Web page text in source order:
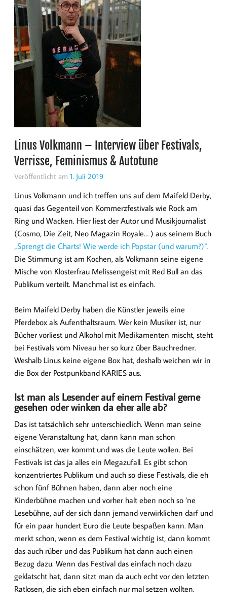
Linus Volkmann – Interview über Festivals,
Verrisse, Feminismus & Autotune
Veröffentlicht am 1. Juli 2019
Linus Volkmann und ich treffen uns auf dem Maifeld Derby,
quasi das Gegenteil von Kommerzfestivals wie Rock am
Ring und Wacken. Hier liest der Autor und Musikjournalist
(Cosmo, Die Zeit, Neo Magazin Royale… ) aus seinem Buch
„Sprengt die Charts! Wie werde ich Popstar (und warum?)“.
Die Stimmung ist am Kochen, als Volkmann seine eigene
Mische von Klosterfrau Melissengeist mit Red Bull an das
Publikum verteilt. Manchmal ist es einfach.
Beim Maifeld Derby haben die Künstler jeweils eine
Pferdebox als Aufenthaltsraum. Wer kein Musiker ist, nur
Bücher vorliest und Alkohol mit Medikamenten mischt, steht
bei Festivals vom Niveau her so kurz über Bauchredner.
Weshalb Linus keine eigene Box hat, deshalb weichen wir in
die Box der Postpunkband KARIES aus.
Ist man als Lesender auf einem Festival gerne
gesehen oder winken da eher alle ab?
Das ist tatsächlich sehr unterschiedlich. Wenn man seine
eigene Veranstaltung hat, dann kann man schon
einschätzen, wer kommt und was die Leute wollen. Bei
Festivals ist das ja alles ein Megazufall. Es gibt schon
konzentriertes Publikum und auch so diese Festivals, die eh
schon fünf Bühnen haben, dann aber noch eine
Kinderbühne machen und vorher halt eben noch so ’ne
Lesebühne, auf der sich dann jemand verwirklichen darf und
für ein paar hundert Euro die Leute bespaßen kann. Man
merkt schon, wenn es dem Festival wichtig ist, dann kommt
das auch rüber und das Publikum hat dann auch einen
Bezug dazu. Wenn das Festival das einfach noch dazu
geklatscht hat, dann sitzt man da auch echt vor den letzten
Ratlosen, die sich eben einfach nur mal setzen wollten.